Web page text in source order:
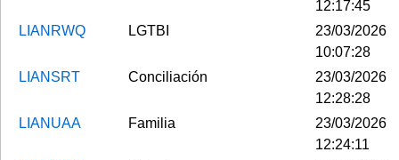
12:17:45
LIANRWQ
LGTBI
23/03/2026
10:07:28
LIANSRT
Conciliación
23/03/2026
12:28:28
LIANUAA
Familia
23/03/2026
12:24:11